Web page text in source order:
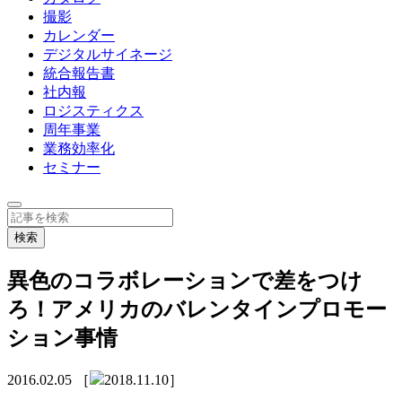
撮影
カレンダー
デジタルサイネージ
統合報告書
社内報
ロジスティクス
周年事業
業務効率化
セミナー
異色のコラボレーションで差をつけ
ろ！アメリカのバレンタインプロモー
ション事情
2016.02.05 ［ 2018.11.10］